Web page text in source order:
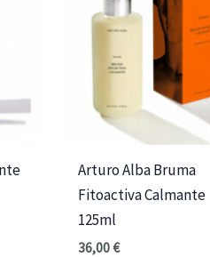
Arturo Alba Bruma
Fitoactiva Calmante
125ml
36,00€